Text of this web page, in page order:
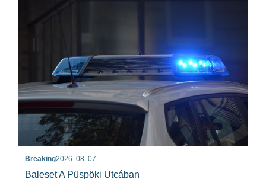
Breaking2026. 08. 07.
Baleset A Püspöki Utcában